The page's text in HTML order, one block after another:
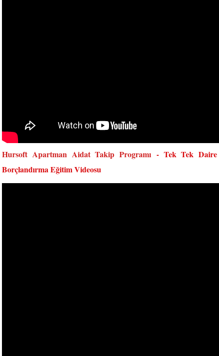
Hursoft Apartman Aidat Takip Programı - Tek Tek Daire
Borçlandırma Eğitim Videosu